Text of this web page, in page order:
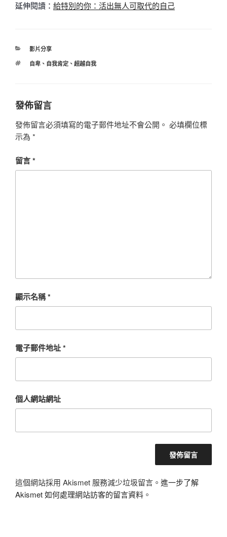
延伸閱讀： 給特別的你：活出無人可取代的自己
分
影片分享
標
自卑、 自我肯定、 超越自我
發佈留言
發佈留言必須填寫的電子郵件地址不會公開。 必填欄位標
示為 *
留言*
顯示名稱*
電子郵件地址*
個人網站網址
這個網站採用 Akismet 服務減少垃圾留言。 進一步了解
Akismet 如何處理網站訪客的留言資料 。